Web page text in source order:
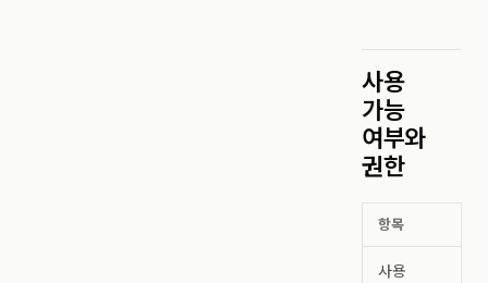
사용
가능
여부와
권한
항목
사용